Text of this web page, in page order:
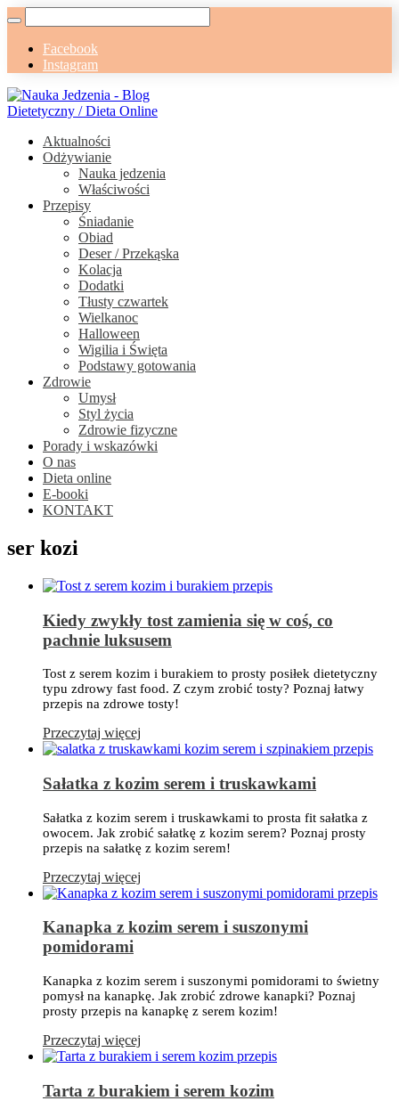
Facebook
Instagram
Aktualności
Odżywianie
Nauka jedzenia
Właściwości
Przepisy
Śniadanie
Obiad
Deser / Przekąska
Kolacja
Dodatki
Tłusty czwartek
Wielkanoc
Halloween
Wigilia i Święta
Podstawy gotowania
Zdrowie
Umysł
Styl życia
Zdrowie fizyczne
Porady i wskazówki
O nas
Dieta online
E-booki
KONTAKT
ser kozi
Kiedy zwykły tost zamienia się w coś, co
pachnie luksusem
Tost z serem kozim i burakiem to prosty posiłek dietetyczny
typu zdrowy fast food. Z czym zrobić tosty? Poznaj łatwy
przepis na zdrowe tosty!
Przeczytaj więcej
Sałatka z kozim serem i truskawkami
Sałatka z kozim serem i truskawkami to prosta fit sałatka z
owocem. Jak zrobić sałatkę z kozim serem? Poznaj prosty
przepis na sałatkę z kozim serem!
Przeczytaj więcej
Kanapka z kozim serem i suszonymi
pomidorami
Kanapka z kozim serem i suszonymi pomidorami to świetny
pomysł na kanapkę. Jak zrobić zdrowe kanapki? Poznaj
prosty przepis na kanapkę z serem kozim!
Przeczytaj więcej
Tarta z burakiem i serem kozim